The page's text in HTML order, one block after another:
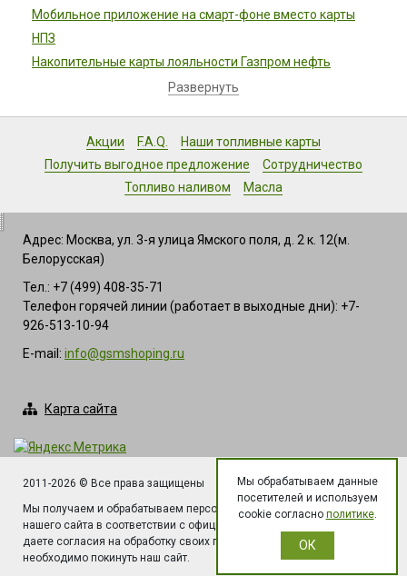
Мобильное приложение на смарт-фоне вместо карты
НПЗ
Накопительные карты лояльности Газпром нефть
Развернуть
Акции F.A.Q.
Наши топливные карты
Получить выгодное предложение
Сотрудничество
Топливо наливом
Масла
Адрес: Москва, ул. 3-я улица Ямского поля, д. 2 к. 12(м.
Белорусская)
Тел.: +7 (499) 408-35-71
Телефон горячей линии (работает в выходные дни): +7-
926-513-10-94
E-mail: info@gsmshoping.ru
Карта сайта
2011-2026 © Все права защищены
Мы получаем и обрабатываем персональные данные посетителей
нашего сайта в соответствии с официальной политикой. Если Вы не
даете согласия на обработку своих персональных данных, Вам
необходимо покинуть наш сайт.
Мы обрабатываем данные
посетителей и используем
cookie согласно политике.
ОК